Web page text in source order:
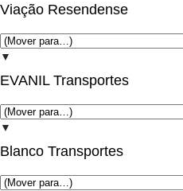
Viação Resendense
▼
EVANIL Transportes
▼
Blanco Transportes